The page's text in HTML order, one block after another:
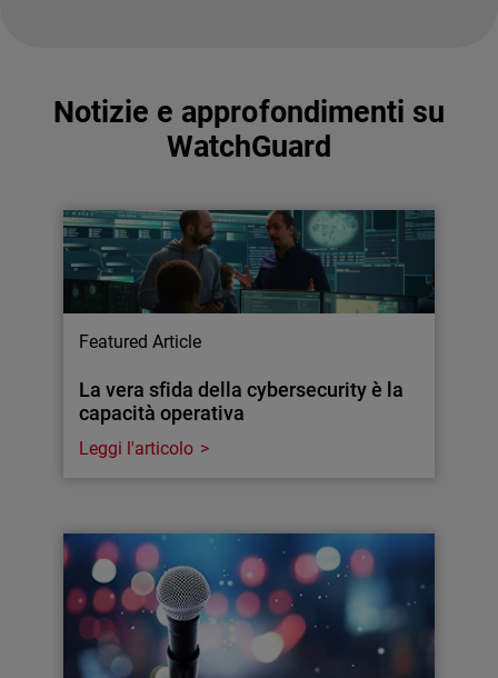
Notizie e approfondimenti su
WatchGuard
Featured Article
La vera sfida della cybersecurity è la
capacità operativa
Leggi l'articolo